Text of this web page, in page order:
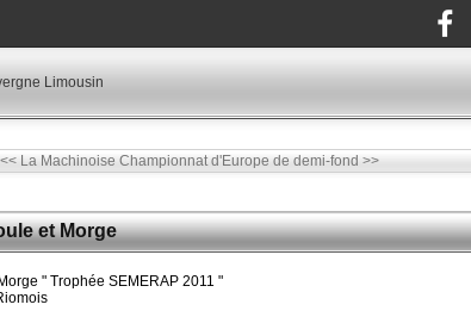
Limousin
<< La Machinoise Championnat d'Europe de demi-fond >>
et Morge
" Trophée SEMERAP 2011 "